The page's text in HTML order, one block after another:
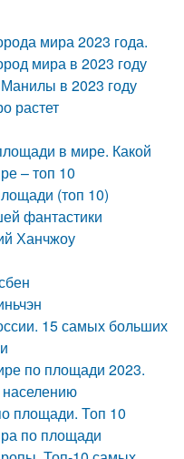
мира 2023 года.
мира в 2023 году
в 2023 году
растет
в мире. Какой
– топ 10
(топ 10)
фантастики
Ханчжоу
15 самых больших
по площади 2023.
площади. Топ 10
по площади